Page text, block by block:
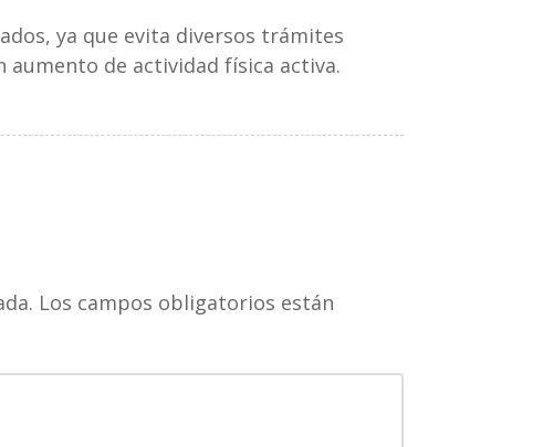
ya que evita diversos trámites
aumento de actividad física activa.
Los campos obligatorios están